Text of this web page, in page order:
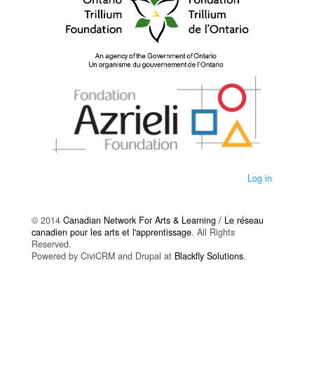
Log in
© 2014 Canadian Network For Arts & Learning / Le réseau
canadien pour les arts et l'apprentissage. All Rights
Reserved.
Powered by CiviCRM and Drupal at Blackfly Solutions.